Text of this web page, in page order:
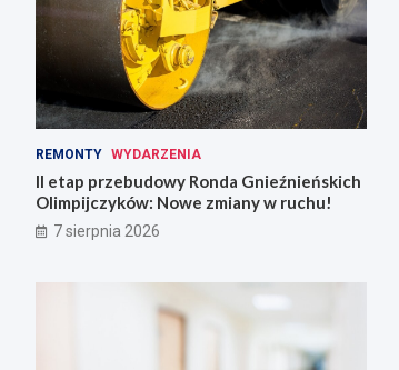
REMONTY WYDARZENIA
II etap przebudowy Ronda Gnieźnieńskich
Olimpijczyków: Nowe zmiany w ruchu!
7 sierpnia 2026